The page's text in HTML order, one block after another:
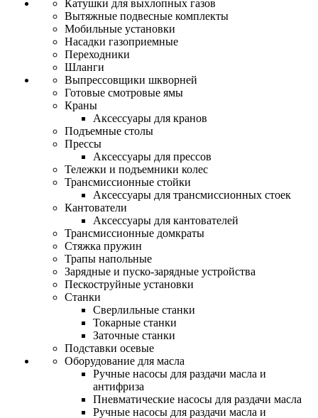
Катушки для выхлопных газов
Вытяжные подвесные комплекты
Мобильные установки
Насадки газоприемные
Переходники
Шланги
Выпрессовщики шкворней
Готовые смотровые ямы
Краны
Аксессуары для кранов
Подъемные столы
Прессы
Аксессуары для прессов
Тележки и подъемники колес
Трансмиссионные стойки
Аксессуары для трансмиссионных стоек
Кантователи
Аксессуары для кантователей
Трансмиссионные домкраты
Стяжка пружин
Трапы напольные
Зарядные и пуско-зарядные устройства
Пескоструйные установки
Станки
Сверлильные станки
Токарные станки
Заточные станки
Подставки осевые
Оборудование для масла
Ручные насосы для раздачи масла и
антифриза
Пневматические насосы для раздачи масла
Ручные насосы для раздачи масла и